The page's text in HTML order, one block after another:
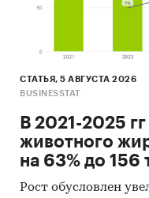
СТАТЬЯ, 5 АВГУСТА 2026
BUSINESSTAT
В 2021-2025
животного
на 63% до 156
Рост обусловлен